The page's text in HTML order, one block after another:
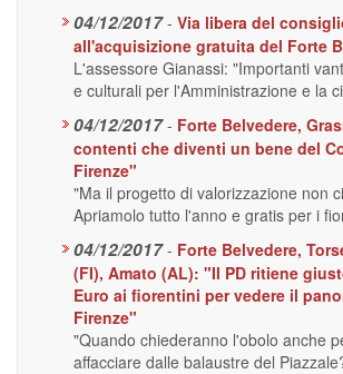
04/12/2017 - Via libera del
all'acquisizione gratuita del Forte
L'assessore Gianassi: "Importanti
e culturali per l'Amministrazione e la
04/12/2017 - Forte Belvedere,
contenti che diventi un bene del
Firenze"
"Ma il progetto di valorizzazione non
Apriamolo tutto l'anno e gratis per i
04/12/2017 - Forte Belvedere,
(FI), Amato (AL): "Il PD ritiene
Euro ai fiorentini per vedere il
Firenze"
"Quando chiederanno l'obolo anche
affacciare dalle balaustre del